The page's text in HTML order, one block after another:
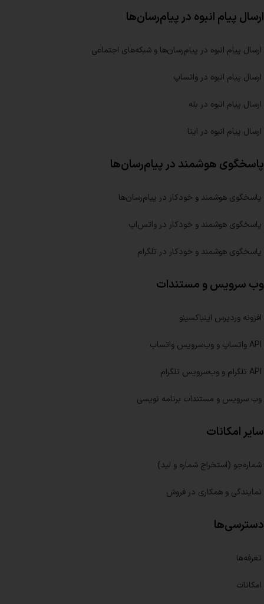
ارسال پیام انبوه در پیام‌رسان‌ها
ارسال پیام انبوه در پیام‌رسان‌ها و شبکه‌های اجتماعی
ارسال پیام انبوه در واتساپ
ارسال پیام انبوه در بله
ارسال پیام انبوه در ایتا
پاسخگوی هوشمند در پیام‌رسان‌ها
پاسخگوی هوشمند و خودکار در پیام‌رسان‌ها
پاسخگوی هوشمند و خودکار در واتس‌اپ
پاسخگوی هوشمند و خودکار در تلگرام
وب سرویس و مستندات
افزونه وردپرس اینباکسینو
API واتساپ و وب‌سرویس واتساپ
API تلگرام و وب‌سرویس تلگرام
وب سرویس و مستندات برنامه نویسی
سایر امکانات
شماره‌جو (استخراج شماره و لید)
نمایندگی و همکاری در فروش
دسترسی‌ها
تعرفه‌ها
امکانات